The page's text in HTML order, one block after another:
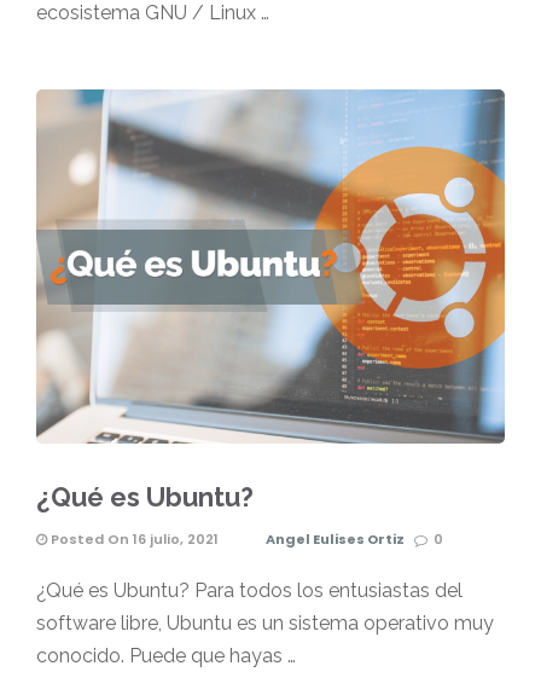
ecosistema GNU / Linux …
¿Qué es Ubuntu?
Posted On 16 julio, 2021 Angel Eulises Ortiz 0
¿Qué es Ubuntu? Para todos los entusiastas del
software libre, Ubuntu es un sistema operativo muy
conocido. Puede que hayas …